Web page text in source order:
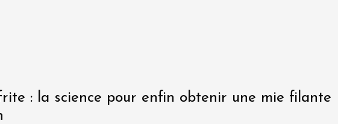
: la science pour enfin obtenir une mie filante